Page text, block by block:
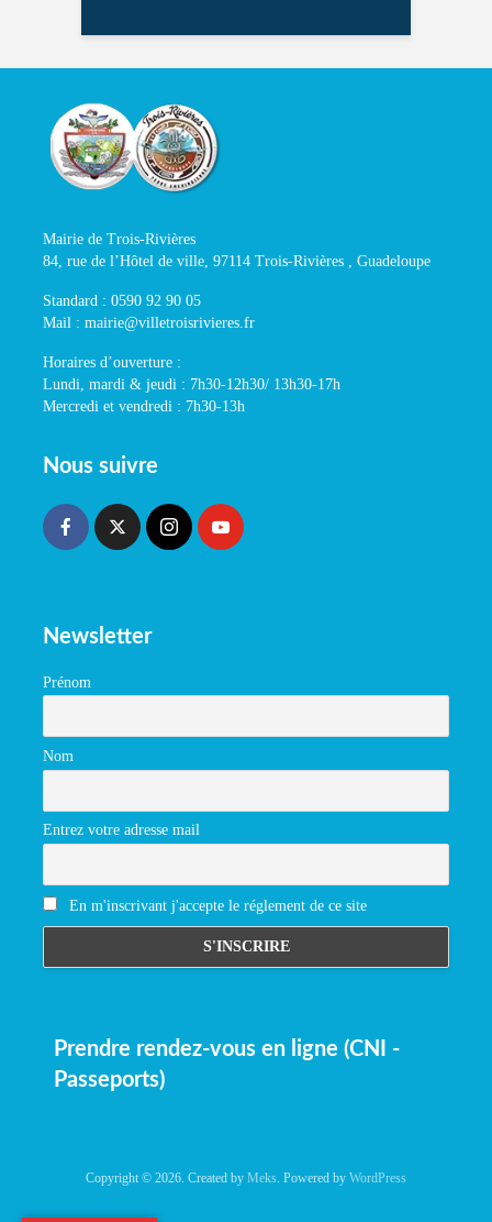
Mairie de Trois-Rivières
84, rue de l’Hôtel de ville, 97114 Trois-Rivières , Guadeloupe
Standard : 0590 92 90 05
Mail : mairie@villetroisrivieres.fr
Horaires d’ouverture :
Lundi, mardi & jeudi : 7h30-12h30/ 13h30-17h
Mercredi et vendredi : 7h30-13h
Nous suivre
Newsletter
Prénom
Nom
Entrez votre adresse mail
En m'inscrivant j'accepte le réglement de ce site
Prendre rendez-vous en ligne (CNI -
Passeports)
Copyright © 2026. Created by Meks . Powered by WordPress